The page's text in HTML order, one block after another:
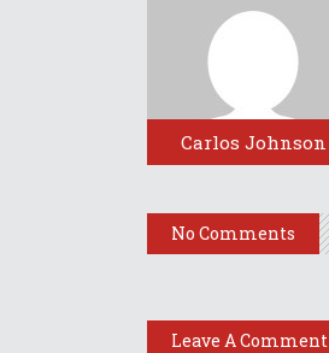
Carlos Johnson
No Comments
Leave A Comment